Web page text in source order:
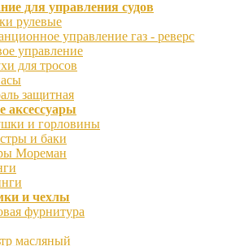
для управления судов
рулевые
управление газ - реверс
управление
для тросов
защитная
аксессуары
и горловины
и баки
Мореман
и чехлы
фурнитура
масляный